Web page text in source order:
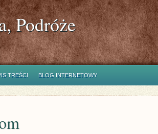
Podróże
TREŚCI BLOG INTERNETOWY